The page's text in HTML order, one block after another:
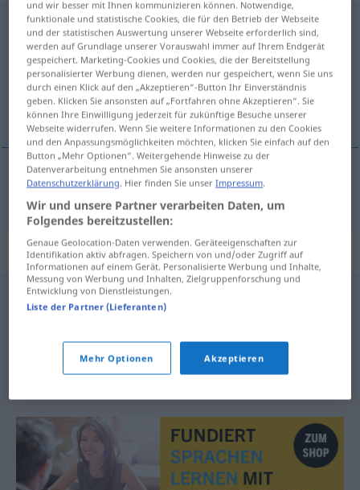
haufenweiseadv
Übersicht aller Übersetzungen
(Für mehr Details die Übersetzung anklicken/antippen)
na lopate
lopate haufenweise
Synonyme für "haufenweise"
reihenweise,reichhaltig,unbegrenzt
© OpenThesaurus.de
und wir besser mit Ihnen kommunizieren können. Notwendige,
funktionale und statistische Cookies, die für den Betrieb der Webseite
und der statistischen Auswertung unserer Webseite erforderlich sind,
werden auf Grundlage unserer Vorauswahl immer auf Ihrem Endgerät
gespeichert. Marketing-Cookies und Cookies, die der Bereitstellung
personalisierter Werbung dienen, werden nur gespeichert, wenn Sie uns
durch einen Klick auf den „Akzeptieren“-Button Ihr Einverständnis
geben. Klicken Sie ansonsten auf „Fortfahren ohne Akzeptieren“. Sie
können Ihre Einwilligung jederzeit für zukünftige Besuche unserer
Webseite widerrufen. Wenn Sie weitere Informationen zu den Cookies
und den Anpassungsmöglichkeiten möchten, klicken Sie einfach auf den
Button „Mehr Optionen“. Weitergehende Hinweise zu der
Datenverarbeitung entnehmen Sie ansonsten unserer
Datenschutzerklärung. Hier finden Sie unserImpressum.
Wir und unsere Partner verarbeiten Daten, um
Folgendes bereitzustellen:
Genaue Geolocation-Daten verwenden. Geräteeigenschaften zur
Identifikation aktiv abfragen. Speichern von und/oder Zugriff auf
Informationen auf einem Gerät. Personalisierte Werbung und Inhalte,
Messung von Werbung und Inhalten, Zielgruppenforschung und
Entwicklung von Dienstleistungen.
Liste der Partner (Lieferanten)
Mehr Optionen Akzeptieren